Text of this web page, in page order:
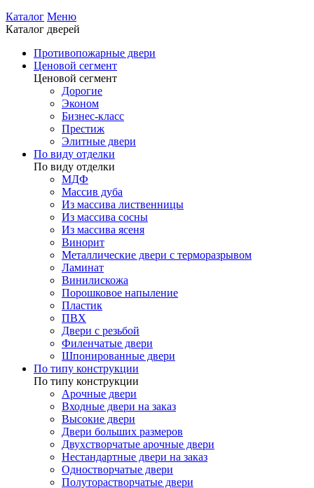
Каталог Меню
Каталог дверей
Противопожарные двери
Ценовой сегмент
Ценовой сегмент
Дорогие
Эконом
Бизнес-класс
Престиж
Элитные двери
По виду отделки
По виду отделки
МДФ
Массив дуба
Из массива лиственницы
Из массива сосны
Из массива ясеня
Винорит
Металлические двери с терморазрывом
Ламинат
Винилискожа
Порошковое напыление
Пластик
ПВХ
Двери с резьбой
Филенчатые двери
Шпонированные двери
По типу конструкции
По типу конструкции
Арочные двери
Входные двери на заказ
Высокие двери
Двери больших размеров
Двухстворчатые арочные двери
Нестандартные двери на заказ
Одностворчатые двери
Полуторастворчатые двери